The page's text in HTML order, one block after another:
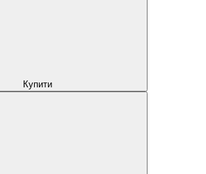
Купити